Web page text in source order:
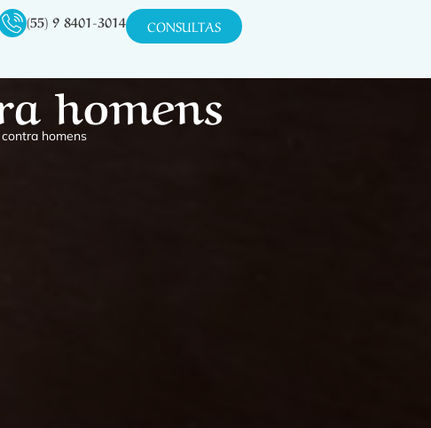
(55) 9 8401-3014 CONSULTAS
homens
homens